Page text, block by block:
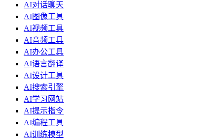
AI对话聊天
AI图像工具
AI视频工具
AI音频工具
AI办公工具
AI语言翻译
AI设计工具
AI搜索引擎
AI学习网站
AI提示指令
AI编程工具
AI训练模型